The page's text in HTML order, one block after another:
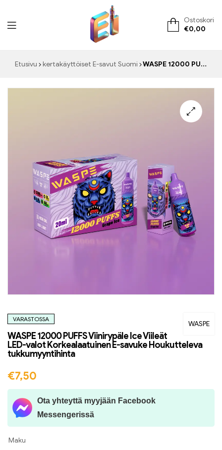
ElementVape.de
Ostoskori
€0,00
Etusivu kertakäyttöiset E-savut Suomi WASPE 12000 PUFFS Viinirypäle Ice Viileät LED-valot Korkealaatuinen E-savuke Houkutteleva tukkumyyntihinta
WASPE
VARASTOSSA
WASPE 12000 PUFFS Viinirypäle Ice Viileät
LED-valot Korkealaatuinen E-savuke Houkutteleva
tukkumyyntihinta
€7,50
Ota yhteyttä myyjään Facebook
Messengerissä
Maku